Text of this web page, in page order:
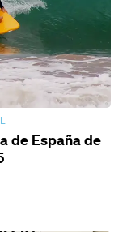
de España de